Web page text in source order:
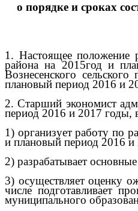
о порядке и сроках
1. Настоящее положение
района на 2015год и
Вознесенского
плановый период 2016 и
2. Старший экономист
период 2016 и 2017 годы,
1) организует работу по
и плановый период 2016
2) разрабатывает
3) осуществляет оценку
числе подготавливает
муниципального